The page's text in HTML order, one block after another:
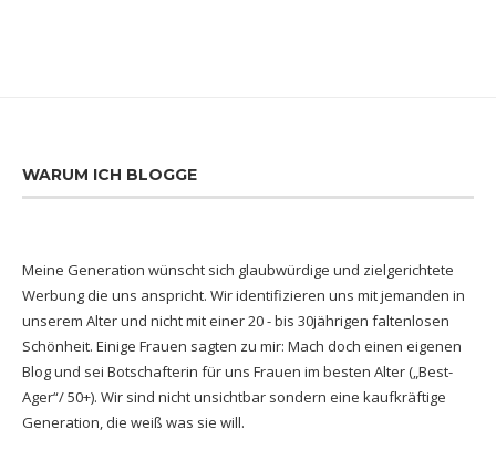
WARUM ICH BLOGGE
Meine Generation wünscht sich glaubwürdige und zielgerichtete
Werbung die uns anspricht. Wir identifizieren uns mit jemanden in
unserem Alter und nicht mit einer 20 - bis 30jährigen faltenlosen
Schönheit. Einige Frauen sagten zu mir: Mach doch einen eigenen
Blog und sei Botschafterin für uns Frauen im besten Alter („Best-
Ager“/ 50+). Wir sind nicht unsichtbar sondern eine kaufkräftige
Generation, die weiß was sie will.